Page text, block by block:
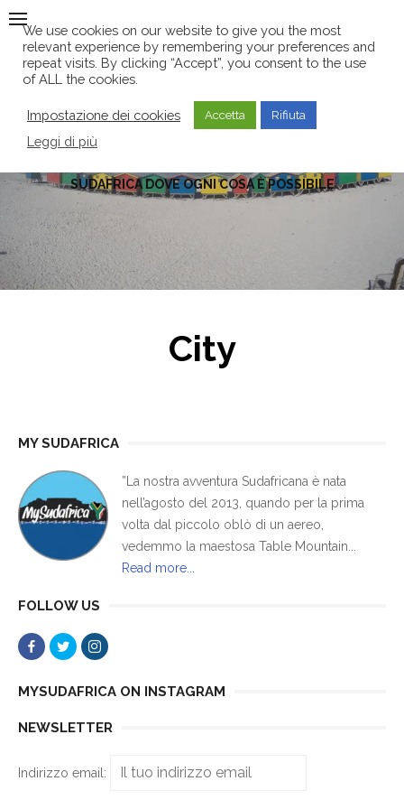
Skip
content
SUDAFRICA DOVE OGNI COSA È POSSIBILE
City
MY SUDAFRICA
”La nostra avventura Sudafricana è nata
nell’agosto del 2013, quando per la prima
volta dal piccolo oblò di un aereo,
vedemmo la maestosa Table Mountain...
Read more...
FOLLOW US
MYSUDAFRICA ON INSTAGRAM
NEWSLETTER
Indirizzo email:
We use cookies on our website to give you the most
relevant experience by remembering your preferences and
repeat visits. By clicking “Accept”, you consent to the use
of ALL the cookies.
Impostazione dei cookies Accetta Rifiuta
Leggi di più